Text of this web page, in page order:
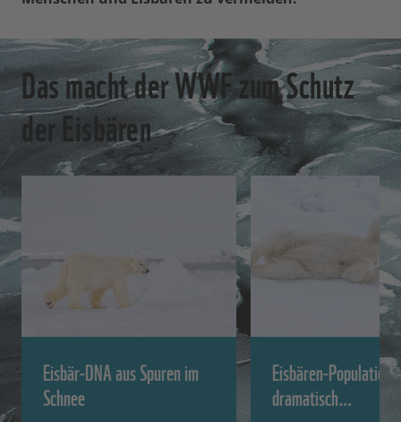
Das macht der WWF zum Schutz
der Eisbären
Eisbär-DNA aus Spuren im
Schnee
Eisbären-
dramatisch…